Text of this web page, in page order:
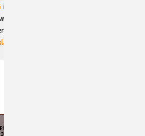
informiert zu werden. Diese
und eine Abmeldung ist
Umgang mit Daten finden Sie